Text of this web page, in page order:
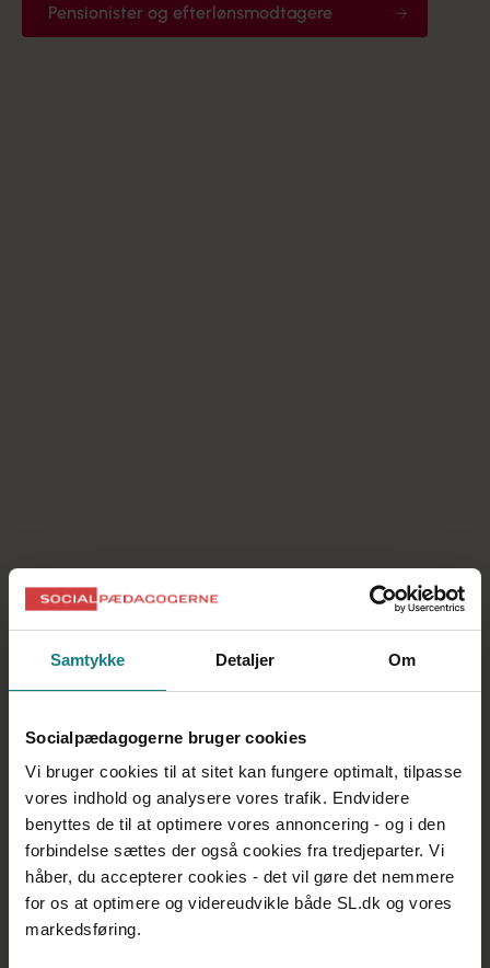
Samtykke Detaljer Om
Socialpædagogerne bruger cookies
Vi bruger cookies til at sitet kan fungere optimalt, tilpasse
vores indhold og analysere vores trafik. Endvidere
benyttes de til at optimere vores annoncering - og i den
forbindelse sættes der også cookies fra tredjeparter. Vi
håber, du accepterer cookies - det vil gøre det nemmere
for os at optimere og videreudvikle både SL.dk og vores
markedsføring.
Pensionister og efterlønsmodtagere
Familieplejer
professionelt som familieplejere og som har bopæl
på Bornholm, er tilknyttet Familieplejerne i Kreds
Pensionister og efterlønsmodtagere
Seniorer bestyrelse og arrangementer